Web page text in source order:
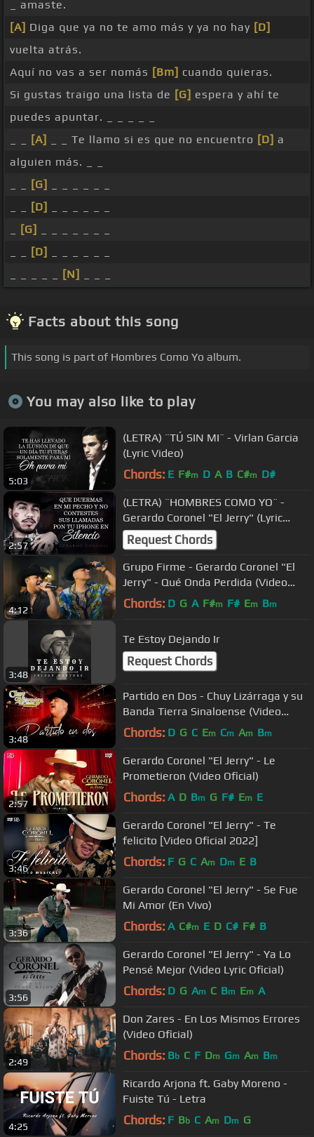
_ amaste.
[A] Diga que ya no te amo más y ya no hay [D]
vuelta atrás.
Aquí no vas a ser nomás [Bm] cuando quieras.
Si gustas traigo una lista de [G] espera y ahí te
puedes apuntar. _ _ _ _ _
[A] _ _ Te llamo si es que no encuentro [D] a
alguien más. _ _
[G]
[D]
[G]
[D]
[N]
Facts about this song
This song is part of Hombres Como Yo album.
You may also like to play
5:03
(LETRA) ¨TÚ SIN MI¨ - Virlan Garcia
(Lyric Video)
Chords: E F#m D A B C#m D#
2:57
(LETRA) ¨HOMBRES COMO YO¨ -
Gerardo Coronel "El Jerry" (Lyric
Video)
Request Chords
4:12
Grupo Firme - Gerardo Coronel "El
Jerry" - Qué Onda Perdida (Video
Oficial)
Chords: D G A F#m F# Em Bm
3:48
Te Estoy Dejando Ir
Request Chords
3:48
Partido en Dos - Chuy Lizárraga y su
Banda Tierra Sinaloense (Video
Oficial)
Chords: D G C Em Cm Am Bm
2:57
Gerardo Coronel "El Jerry" - Le
Prometieron (Video Oficial)
Chords: A D Bm G F# Em E
3:46
Gerardo Coronel "El Jerry" - Te
felicito [Video Oficial 2022]
Chords: F G C Am Dm E B
3:36
Gerardo Coronel "El Jerry" - Se Fue
Mi Amor (En Vivo)
Chords: A C#m E D C# F# B
3:56
Gerardo Coronel "El Jerry" - Ya Lo
Pensé Mejor (Video Lyric Oficial)
Chords: D G Am C Bm Em A
2:49
Don Zares - En Los Mismos Errores
(Video Oficial)
Chords: Bb C F Dm Gm Am Bm
4:25
Ricardo Arjona ft. Gaby Moreno -
Fuiste Tú - Letra
Chords: F Bb C Am Dm G